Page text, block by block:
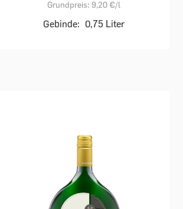
Grundpreis: 9,20 €/l
Gebinde: 0,75 Liter